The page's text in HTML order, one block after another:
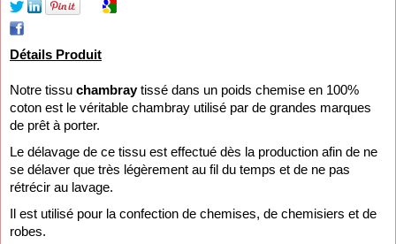
Détails Produit
Notre tissu chambraytissé dans un poids chemise en 100%
coton est le véritable chambray utilisé par de grandes marques
de prêt à porter.
Le délavage de ce tissu est effectué dès la production afin de ne
se délaver que très légèrement au fil du temps et de ne pas
rétrécir au lavage.
Il est utilisé pour la confection de chemises, de chemisiers et de
robes.